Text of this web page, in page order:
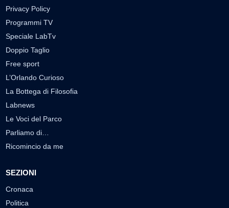
Privacy Policy
Programmi TV
Speciale LabTv
Doppio Taglio
Free sport
L’Orlando Curioso
La Bottega di Filosofia
Labnews
Le Voci del Parco
Parliamo di…
Ricomincio da me
SEZIONI
Cronaca
Politica